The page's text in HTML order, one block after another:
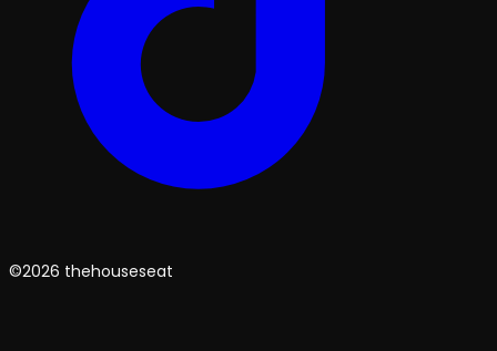
©2026 thehouseseat